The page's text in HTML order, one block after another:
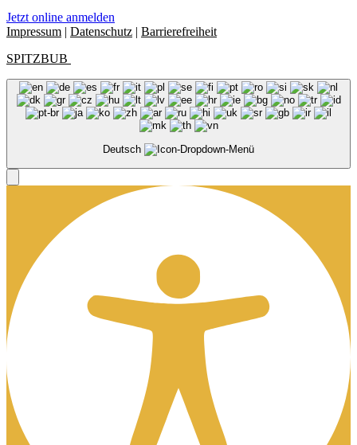
Jetzt online anmelden
Impressum | Datenschutz | Barrierefreiheit
SPITZBUB
Deutsch